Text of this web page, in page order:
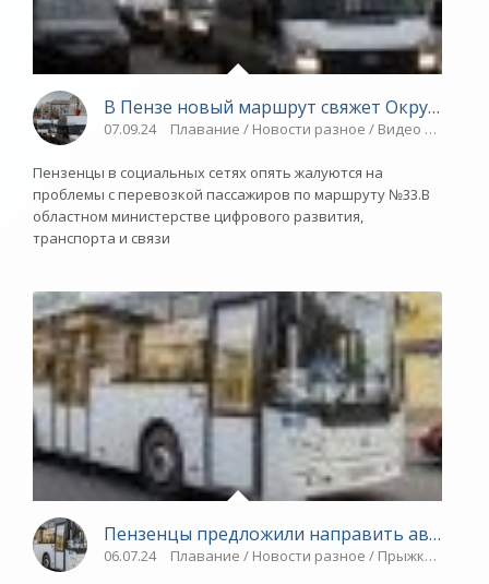
В Пензе новый маршрут свяжет Окружную
07.09.24 Плавание / Новости разное / Видео новости
Пензенцы в социальных сетях опять жалуются на
проблемы с перевозкой пассажиров по маршруту №33.В
областном министерстве цифрового развития,
транспорта и связи
Пензенцы предложили направить
06.07.24 Плавание / Новости разное / Прыжки в воду